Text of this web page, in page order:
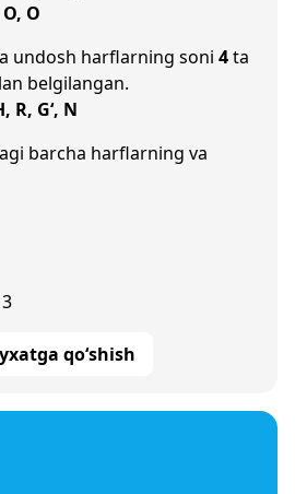
O
undosh harflarning soni 4ta
belgilangan.
R, G‘, N
barcha harflarning va
qo‘shish